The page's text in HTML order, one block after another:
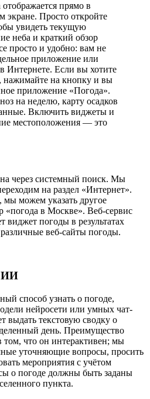
прямо в
экране. Просто откройте
увидеть текущую
неба и краткий обзор
просто и удобно: вам не
приложение или
Интернете. Если вы хотите
на кнопку и вы
приложение «Погода».
на неделю, карту осадков
Включить виджеты и
местоположения — это
через системный поиск. Мы
на раздел «Интернет».
можем указать другое
«погода в Москве». Веб-сервис
виджет погоды в результатах
веб-сайты погоды.
ИИ
способ узнать о погоде,
нейросети или умных чат-
текстовую сводку о
день. Преимущество
том, что он интерактивен; мы
уточняющие вопросы, просить
мероприятия с учётом
о погоде должны быть заданы
пункта.